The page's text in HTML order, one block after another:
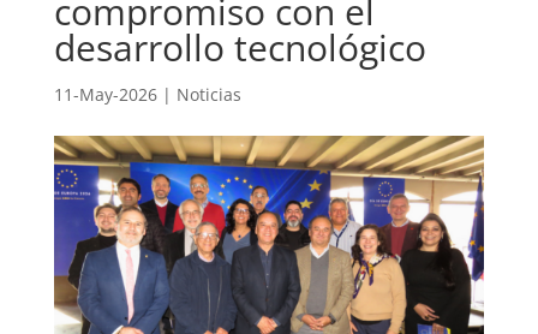
compromiso con el
desarrollo tecnológico
11-May-2026| Noticias